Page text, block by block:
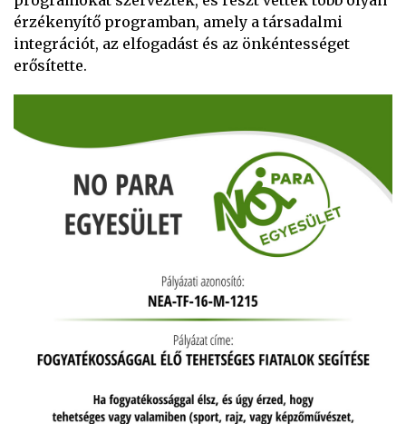
érzékenyítő programban, amely a társadalmi
integrációt, az elfogadást és az önkéntességet
erősítette.